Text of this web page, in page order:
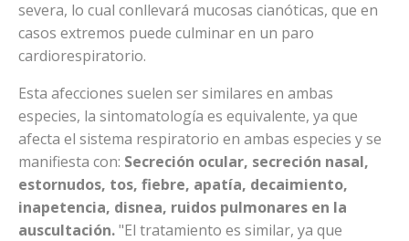
severa, lo cual conllevará mucosas cianóticas, que en
casos extremos puede culminar en un paro
cardiorespiratorio.
Esta afecciones suelen ser similares en ambas
especies, la sintomatología es equivalente, ya que
afecta el sistema respiratorio en ambas especies y se
manifiesta con: Secreción ocular, secreción nasal,
estornudos, tos, fiebre, apatía, decaimiento,
inapetencia, disnea, ruidos pulmonares en la
auscultación."El tratamiento es similar, ya que